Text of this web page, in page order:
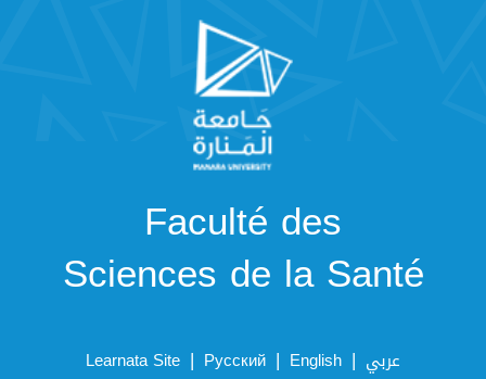
Faculté des
Sciences de la Santé
Learnata Site | Русский | English | عربي